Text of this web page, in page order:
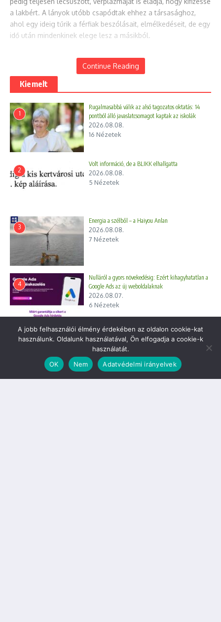
a lakbért. A lányok utóbb csapódtak ehhez a társasághoz,
ahol egy ideig tűrik a férfiak beszólásait, elmélkedéseit, de egy
idő után mindenkinek elege lesz a másikból.
Continue Reading
Kiemelt
1
Rugalmasabbá válik az alsó tagozatos oktatás: 14
pontból álló javaslatcsomagot kaptak az iskolák
2026.08.08.
16 Nézetek
2
Volt információ, de a BLIKK elhallgatta
2026.08.08.
5 Nézetek
3
Energia a szélből – a Haiyou Anlan
2026.08.08.
7 Nézetek
4
Nulláról a gyors növekedésig: Ezért kihagyhatatlan a
Google Ads az új weboldalaknak
2026.08.07.
6 Nézetek
Gasztronómia
Tudjuk milyen tápláló a
A jobb felhasználói élmény érdekében az oldalon cookie-kat
használunk. Oldalunk használatával, Ön elfogadja a cookie-k
használatát.
OK
Nem Adatvédelmi irányelvek